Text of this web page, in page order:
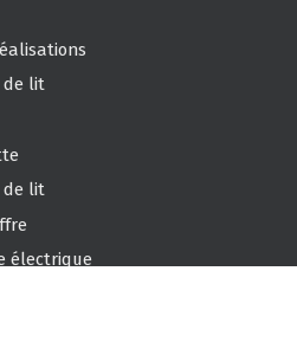
de lit
de lit
électrique